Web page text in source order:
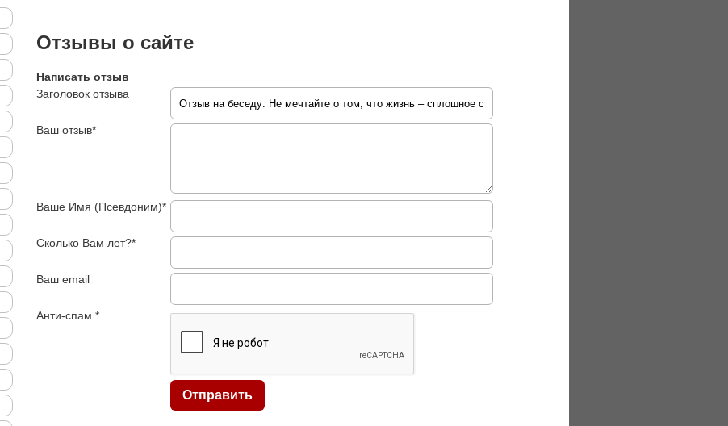
Отзывы о сайте
Написать отзыв
Заголовок отзыва
Ваш отзыв*
Ваше Имя (Псевдоним)*
Сколько Вам лет?*
Ваш email
Анти-спам *